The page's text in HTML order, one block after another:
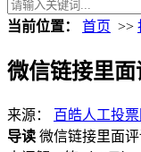
当前位置： 首页 >>
微信链接里
来源： 百皓人工投票
导读 微信链接里面